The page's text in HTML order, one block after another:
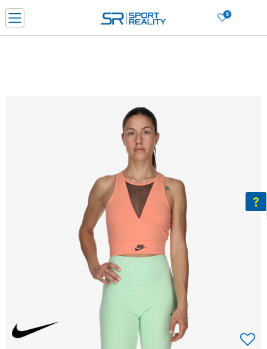
0
ДОЗНАЈ ПОВЕЌЕ
Ценовник
ДОЗНАЈ ПОВЕЌЕ